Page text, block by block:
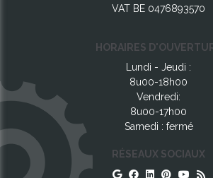
VAT BE 0476893570
HORAIRES
Lundi - Jeudi :
8u00-18h00
Vendredi:
8u00-17h00
Samedi : fermé
RÉSEAUX SOCIAUX